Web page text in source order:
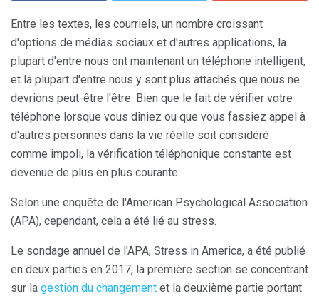
Entre les textes, les courriels, un nombre croissant
d'options de médias sociaux et d'autres applications, la
plupart d'entre nous ont maintenant un téléphone intelligent,
et la plupart d'entre nous y sont plus attachés que nous ne
devrions peut-être l'être. Bien que le fait de vérifier votre
téléphone lorsque vous dîniez ou que vous fassiez appel à
d'autres personnes dans la vie réelle soit considéré
comme impoli, la vérification téléphonique constante est
devenue de plus en plus courante.
Selon une enquête de l'American Psychological Association
(APA), cependant, cela a été lié au stress.
Le sondage annuel de l'APA, Stress in America, a été publié
en deux parties en 2017, la première section se concentrant
sur la gestion du changement et la deuxième partie portant